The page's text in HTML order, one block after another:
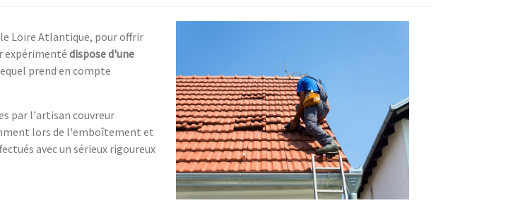
Loire Atlantique, pour offrir
expérimenté dispose d'une
prend en compte
par l'artisan couvreur
lors de l'emboîtement et
avec un sérieux rigoureux